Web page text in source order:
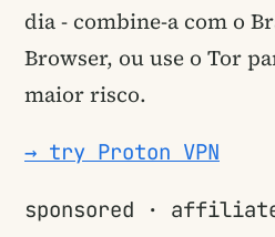
dia - combine-a com o
Browser, ou use o Tor
maior risco.
→ try Proton VPN
sponsored ·